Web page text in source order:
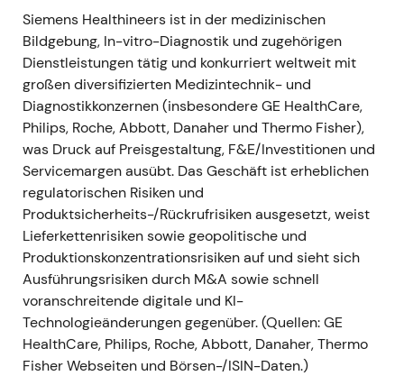
unter Beobachtung.
Technik:
Seitwärtsbewegung und
Konsolidierung, während der Markt den
strukturellen Wandel und die
buchhalterischen Einmaleffekte verdaute[8]
H1–H2 2022 (Sommer–Herbst 2022)
Ereignis:Das Wachstumsmomentum kühlte
sich ab, da die Schnelltest-Erlöse
zurückgingen und chinesische Lockdowns
sowie Lieferkettenprobleme die Volumina
belasteten; die Q3-2022-Ergebnisse fielen
schwächer aus, und das Management passte
einzelne Divisionsannahmen an, bestätigte
aber im Wesentlichen den Ausblick für
GJ2022[18].
Narrativ:Das Bild wandelte sich von
Siemens Healthineers ist in der medizinischen
Bildgebung, In-vitro-Diagnostik und zugehörigen
Dienstleistungen tätig und konkurriert weltweit mit
großen diversifizierten Medizintechnik- und
Diagnostikkonzernen (insbesondere GE HealthCare,
Philips, Roche, Abbott, Danaher und Thermo Fisher),
was Druck auf Preisgestaltung, F&E/Investitionen und
Servicemargen ausübt. Das Geschäft ist erheblichen
regulatorischen Risiken und
Produktsicherheits-/Rückrufrisiken ausgesetzt, weist
Lieferkettenrisiken sowie geopolitische und
Produktionskonzentrationsrisiken auf und sieht sich
Ausführungsrisiken durch M&A sowie schnell
voranschreitende digitale und KI-
Technologieänderungen gegenüber. (Quellen: GE
HealthCare, Philips, Roche, Abbott, Danaher, Thermo
Fisher Webseiten und Börsen-/ISIN-Daten.)